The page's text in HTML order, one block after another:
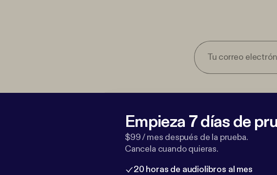
Empieza 7 días de
$99 / mes después de la prueba.
Cancela cuando quieras.
20 horas de audiolibros al mes